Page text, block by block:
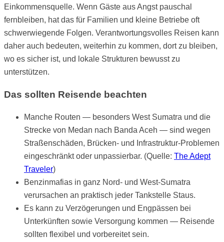
Einkommensquelle. Wenn Gäste aus Angst pauschal
fernbleiben, hat das für Familien und kleine Betriebe oft
schwerwiegende Folgen. Verantwortungsvolles Reisen kann
daher auch bedeuten, weiterhin zu kommen, dort zu bleiben,
wo es sicher ist, und lokale Strukturen bewusst zu
unterstützen.
Das sollten Reisende beachten
Manche Routen — besonders West Sumatra und die
Strecke von Medan nach Banda Aceh — sind wegen
Straßenschäden, Brücken- und Infrastruktur-Problemen
eingeschränkt oder unpassierbar. (Quelle: The Adept
Traveler)
Benzinmafias in ganz Nord- und West-Sumatra
verursachen an praktisch jeder Tankstelle Staus.
Es kann zu Verzögerungen und Engpässen bei
Unterkünften sowie Versorgung kommen — Reisende
sollten flexibel und vorbereitet sein.